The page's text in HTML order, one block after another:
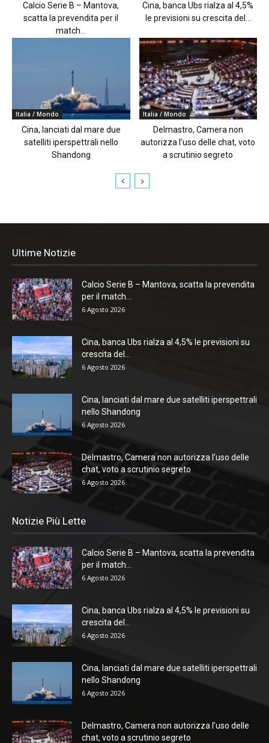
Calcio Serie B – Mantova,
scatta la prevendita per il
match...
Cina, banca Ubs rialza al 4,5%
le previsioni su crescita del...
Italia / Mondo
Cina, lanciati dal mare due
satelliti iperspettrali nello
Shandong
Italia / Mondo
Delmastro, Camera non
autorizza l’uso delle chat, voto
a scrutinio segreto
Ultime Notizie
Calcio Serie B – Mantova, scatta la prevendita
per il match...
6 Agosto 2026
Cina, banca Ubs rialza al 4,5% le previsioni su
crescita del...
6 Agosto 2026
Cina, lanciati dal mare due satelliti iperspettrali
nello Shandong
6 Agosto 2026
Delmastro, Camera non autorizza l’uso delle
chat, voto a scrutinio segreto
6 Agosto 2026
Notizie Più Lette
Calcio Serie B – Mantova, scatta la prevendita
per il match...
6 Agosto 2026
Cina, banca Ubs rialza al 4,5% le previsioni su
crescita del...
6 Agosto 2026
Cina, lanciati dal mare due satelliti iperspettrali
nello Shandong
6 Agosto 2026
Delmastro, Camera non autorizza l’uso delle
chat, voto a scrutinio segreto